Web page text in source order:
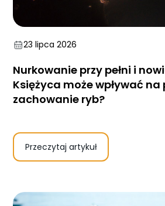
23 lipca 2026
Nurkowanie przy pełni i
Księżyca może wpływać na
zachowanie ryb?
Przeczytaj artykuł